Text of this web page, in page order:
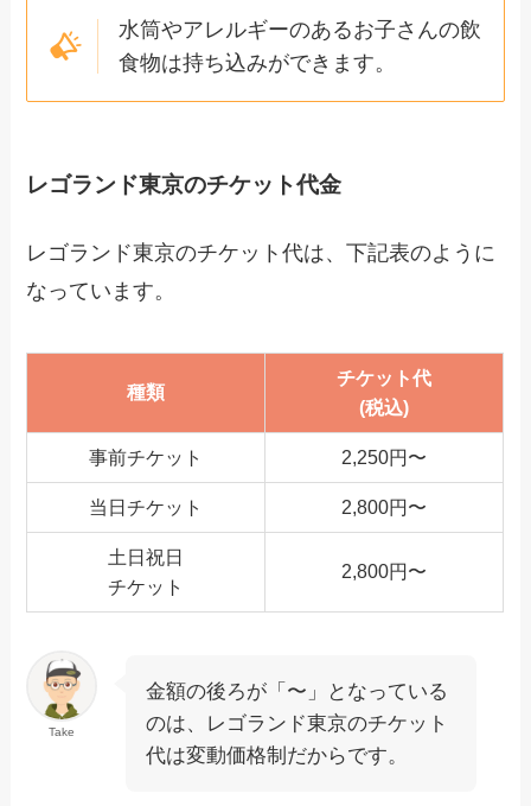
水筒やアレルギーのあるお子さんの飲
食物は持ち込みができます。
レゴランド東京のチケット代金
レゴランド東京のチケット代は、下記表のように
なっています。
種類
チケット代
(税込)
事前チケット 2,250円〜
当日チケット 2,800円〜
土日祝日
チケット
2,800円〜
Take
金額の後ろが「〜」となっている
のは、レゴランド東京のチケット
代は変動価格制だからです。